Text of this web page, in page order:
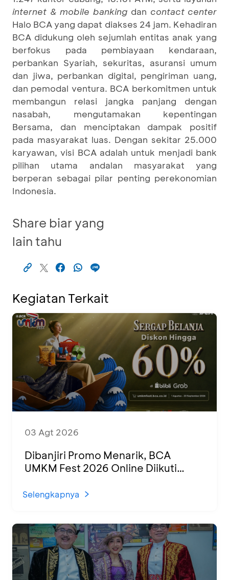
internet & mobile banking dan contact center
Halo BCA yang dapat diakses 24 jam. Kehadiran
BCA didukung oleh sejumlah entitas anak yang
berfokus pada pembiayaan kendaraan,
perbankan Syariah, sekuritas, asuransi umum
dan jiwa, perbankan digital, pengiriman uang,
dan pemodal ventura. BCA berkomitmen untuk
membangun relasi jangka panjang dengan
nasabah, mengutamakan kepentingan
Bersama, dan menciptakan dampak positif
pada masyarakat luas. Dengan sekitar 25.000
karyawan, visi BCA adalah untuk menjadi bank
pilihan utama andalan masyarakat yang
berperan sebagai pilar penting perekonomian
Indonesia.
Share biar yang
lain tahu
Kegiatan Terkait
03 Agt 2026
Dibanjiri Promo Menarik, BCA
UMKM Fest 2026 Online Diikuti
Selengkapnya